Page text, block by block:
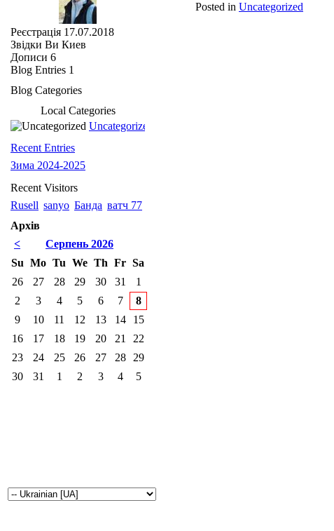
Posted in Uncategorized
Реєстрація 17.07.2018
Звідки Ви Киев
Дописи 6
Blog Entries 1
Blog Categories
Local Categories
Uncategorized
Recent Entries
Зима 2024-2025
Recent Visitors
Rusell sanyo Банда ватч 77
Архів
<
Серпень 2026
Su Mo Tu We Th Fr Sa
26
27 28 29 30 31
1
2
3 4 5 6 7
8
9
10 11 12 13 14
15
16
17 18 19 20 21
22
23
24 25 26 27 28
29
30
31 1 2 3 4 5